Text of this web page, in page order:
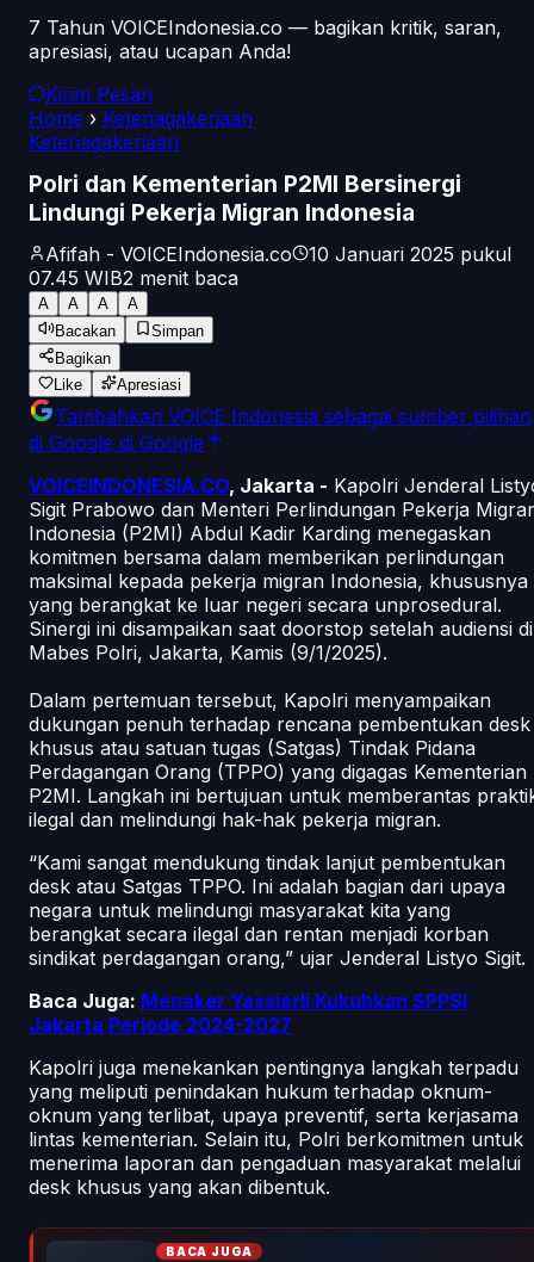
7 Tahun VOICEIndonesia.co — bagikan kritik, saran,
apresiasi, atau ucapan Anda!
Kirim Pesan
Home › Ketenagakerjaan
Ketenagakerjaan
Polri dan Kementerian P2MI Bersinergi
Lindungi Pekerja Migran Indonesia
Afifah - VOICEIndonesia.co
10 Januari 2025 pukul
07.45 WIB2 menit baca
A A A
A
Bacakan
Simpan
Bagikan
Like
Apresiasi
Tambahkan VOICE Indonesia sebagai sumber pilihan
di Google di Google
VOICEINDONESIA.CO, Jakarta - Kapolri Jenderal
Sigit Prabowo dan Menteri Perlindungan Pekerja
Indonesia (P2MI) Abdul Kadir Karding menegaskan
komitmen bersama dalam memberikan perlindungan
maksimal kepada pekerja migran Indonesia, khususnya
yang berangkat ke luar negeri secara unprosedural.
Sinergi ini disampaikan saat doorstop setelah audiensi di
Mabes Polri, Jakarta, Kamis (9/1/2025).
Dalam pertemuan tersebut, Kapolri menyampaikan
dukungan penuh terhadap rencana pembentukan desk
khusus atau satuan tugas (Satgas) Tindak Pidana
Perdagangan Orang (TPPO) yang digagas Kementerian
P2MI. Langkah ini bertujuan untuk memberantas
ilegal dan melindungi hak-hak pekerja migran.
“Kami sangat mendukung tindak lanjut pembentukan
desk atau Satgas TPPO. Ini adalah bagian dari upaya
negara untuk melindungi masyarakat kita yang
berangkat secara ilegal dan rentan menjadi korban
sindikat perdagangan orang,” ujar Jenderal Listyo Sigit.
Baca Juga: Menaker Yassierli Kukuhkan SPPSI
Jakarta Periode 2024-2027
Kapolri juga menekankan pentingnya langkah terpadu
yang meliputi penindakan hukum terhadap oknum-
oknum yang terlibat, upaya preventif, serta kerjasama
lintas kementerian. Selain itu, Polri berkomitmen untuk
menerima laporan dan pengaduan masyarakat melalui
desk khusus yang akan dibentuk.
BACA JUGA